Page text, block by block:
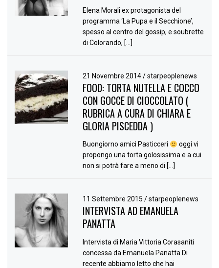
Elena Morali ex protagonista del
programma ‘La Pupa e il Secchione’,
spesso al centro del gossip, e soubrette
di Colorando, […]
21 Novembre 2014/ starpeoplenews
FOOD: TORTA NUTELLA E COCCO
CON GOCCE DI CIOCCOLATO (
RUBRICA A CURA DI CHIARA E
GLORIA PISCEDDA )
Buongiorno amici Pasticceri
oggi vi
propongo una torta golosissima e a cui
non si potrà fare a meno di […]
11 Settembre 2015/ starpeoplenews
INTERVISTA AD EMANUELA
PANATTA
Intervista di Maria Vittoria Corasaniti
concessa da Emanuela Panatta Di
recente abbiamo letto che hai